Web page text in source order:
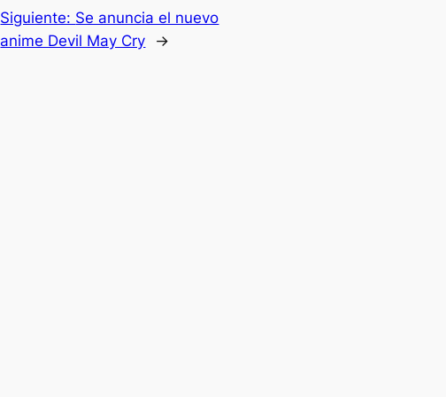
Siguiente: Se anuncia el nuevo
anime Devil May Cry
→